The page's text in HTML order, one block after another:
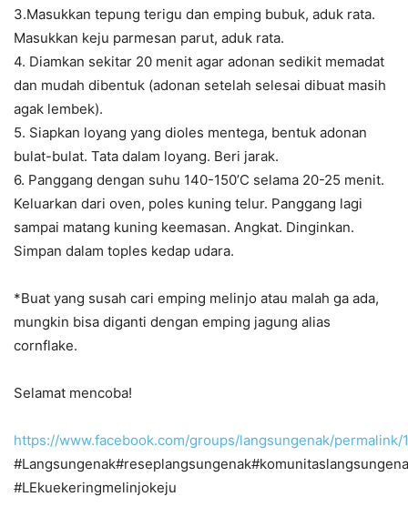
3.Masukkan tepung terigu dan emping bubuk, aduk rata.
Masukkan keju parmesan parut, aduk rata.
4. Diamkan sekitar 20 menit agar adonan sedikit memadat
dan mudah dibentuk (adonan setelah selesai dibuat masih
agak lembek).
5. Siapkan loyang yang dioles mentega, bentuk adonan
bulat-bulat. Tata dalam loyang. Beri jarak.
6. Panggang dengan suhu 140-150’C selama 20-25 menit.
Keluarkan dari oven, poles kuning telur. Panggang lagi
sampai matang kuning keemasan. Angkat. Dinginkan.
Simpan dalam toples kedap udara.
*Buat yang susah cari emping melinjo atau malah ga ada,
mungkin bisa diganti dengan emping jagung alias
cornflake.
Selamat mencoba!
https://www.facebook.com/groups/langsungenak/permalink/
#LEkuekeringmelinjokeju